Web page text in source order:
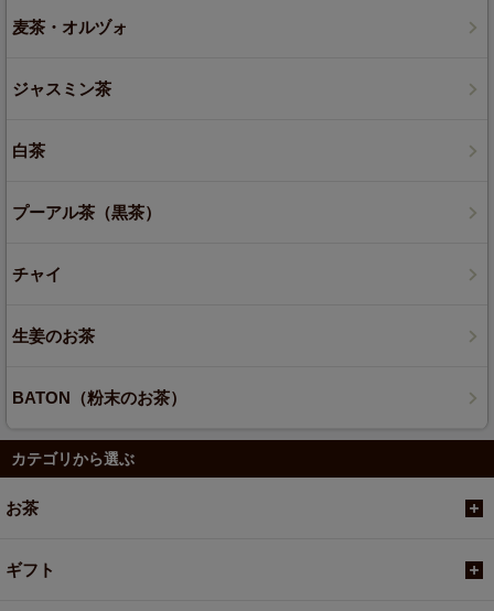
麦茶・オルヅォ
ジャスミン茶
白茶
プーアル茶（黒茶）
チャイ
生姜のお茶
BATON（粉末のお茶）
カテゴリから選ぶ
お茶
ギフト